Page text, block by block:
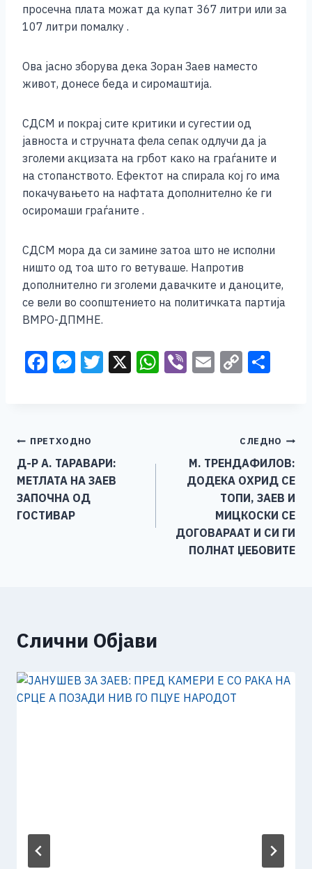
просечна плата можат да купат 367 литри или за
107 литри помалку .
Ова јасно зборува дека Зоран Заев наместо
живот, донесе беда и сиромаштија.
СДСМ и покрај сите критики и сугестии од
јавноста и стручната фела сепак одлучи да ја
зголеми акцизата на грбот како на граѓаните и
на стопанството. Ефектот на спирала кој го има
покачувањето на нафтата дополнително ќе ги
осиромаши граѓаните .
СДСМ мора да си замине затоа што не исполни
ништо од тоа што го ветуваше. Напротив
дополнително ги зголеми давачките и даноците,
се вели во соопштението на политичката партија
ВМРО-ДПМНЕ.
F
b
o
o
k
M
n
g
er
T X W Vi E C
Li
n
k
Навигација
на
напис
ПРЕТХОДНО
Д-Р А. ТАРАВАРИ:
МЕТЛАТА НА ЗАЕВ
ЗАПОЧНА ОД
ГОСТИВАР
СЛЕДНО
М. ТРЕНДАФИЛОВ:
ДОДЕКА ОХРИД СЕ
ТОПИ, ЗАЕВ И
МИЦКОСКИ СЕ
ДОГОВАРААТ И СИ ГИ
ПОЛНАТ ЏЕБОВИТЕ
Слични Објави